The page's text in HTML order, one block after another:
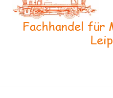
Fachhandel für